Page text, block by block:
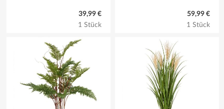
39,99 €
1 Stück
59,99 €
1 Stück